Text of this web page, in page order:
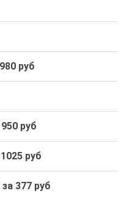
руб
руб
руб
за 377 руб